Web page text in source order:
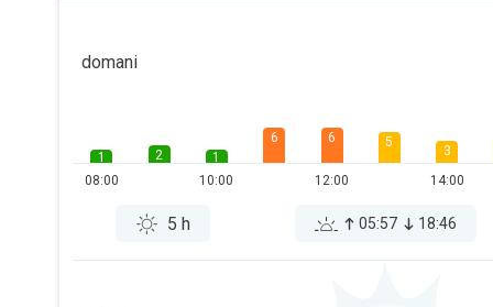
domani
1
08:00
2
1
10:00
6 6
12:00
5
3
14:00
5 h 05:57 18:46